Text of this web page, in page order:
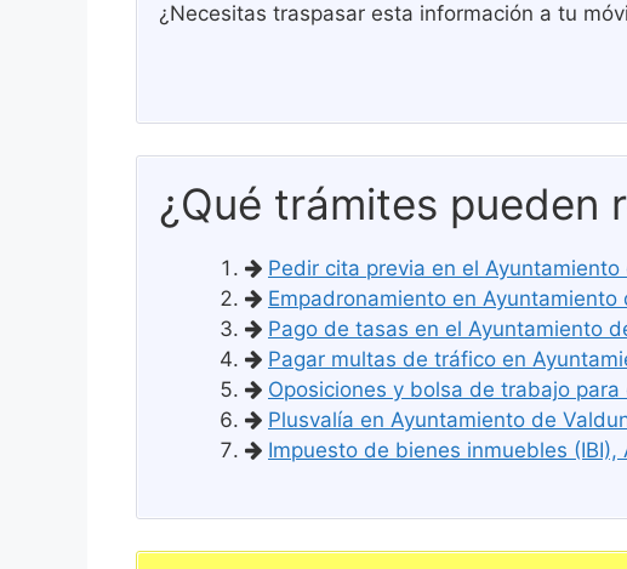
¿Necesitas traspasar esta información a tu
¿Qué trámites pueden
Pedir cita previa en el Ayuntamiento
Empadronamiento en Ayuntamiento
Pago de tasas en el Ayuntamiento
Pagar multas de tráfico en
Oposiciones y bolsa de trabajo
Plusvalía en Ayuntamiento de
Impuesto de bienes inmuebles